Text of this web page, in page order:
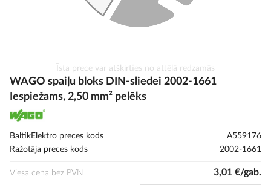
uz
galerijas
sākumu
Īsta prece var atšķirties no attēlā redzamās
WAGO spaiļu bloks DIN-sliedei 2002-1661
Iespiežams, 2,50 mm² pelēks
BaltikElektro preces kods
A559176
Ražotāja preces kods
2002-1661
Viesa cena bez PVN 3,01 €/gab.